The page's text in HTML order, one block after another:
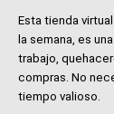
Esta tienda
la semana, es
trabajo,
compras. No
tiempo valioso.